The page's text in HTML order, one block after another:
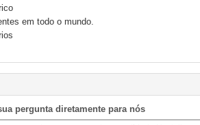
em todo o mundo.
pergunta diretamente para nós